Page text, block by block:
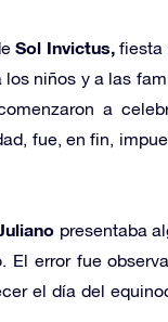
Sol Invictus,fiesta
niños y a las
a
fue, en fin,
presentaba
error fue
el día del